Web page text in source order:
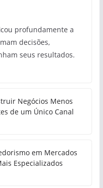
profundamente a
decisões,
seus resultados.
Negócios Menos
de um Único Canal
em Mercados
Especializados